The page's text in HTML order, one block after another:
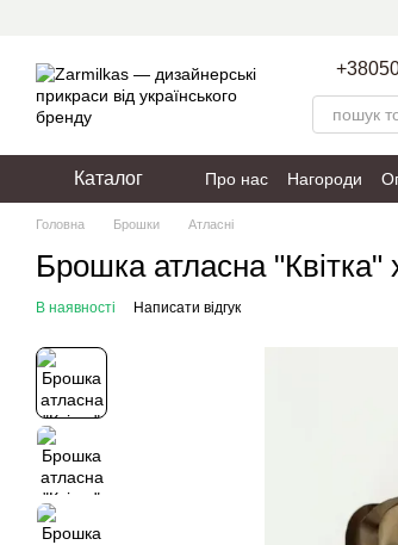
Каталог Про нас Нагороди
Пакування
Головна Брошки Атласні
Брошка атласна "Квітка"
В наявності Написати відгук